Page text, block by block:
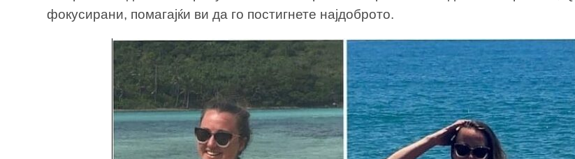
фокусирани, помагајќи ви да го постигнете најдоброто.